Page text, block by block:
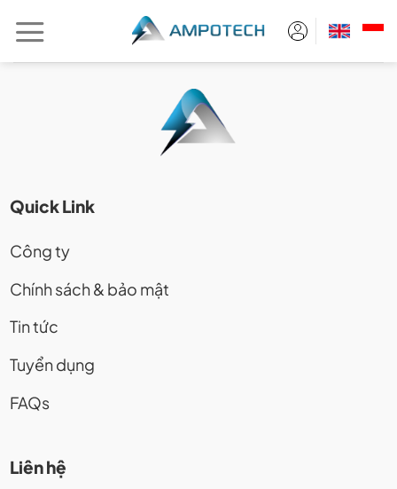
đến
Quick Link
Công ty
Chính sách & bảo mật
Tin tức
Tuyển dụng
FAQs
Liên hệ